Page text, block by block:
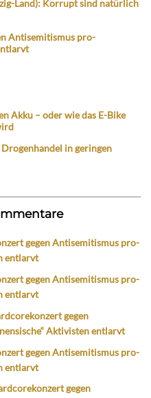
Land): Korrupt sind natürlich
Antisemitismus pro-
Akku – oder wie das E-Bike
in geringen
gegen Antisemitismus pro-
entlarvt
gegen Antisemitismus pro-
entlarvt
gegen
Aktivisten entlarvt
gegen Antisemitismus pro-
entlarvt
gegen